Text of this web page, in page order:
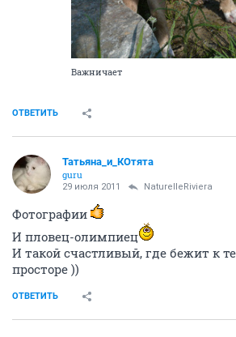
Важничает
ОТВЕТИТЬ
Татьяна_и_КОтята
guru
29 июля 2011 NaturelleRiviera
Фотографии
И пловец-олимпиец
И такой счастливый, где бежит к
просторе ))
ОТВЕТИТЬ